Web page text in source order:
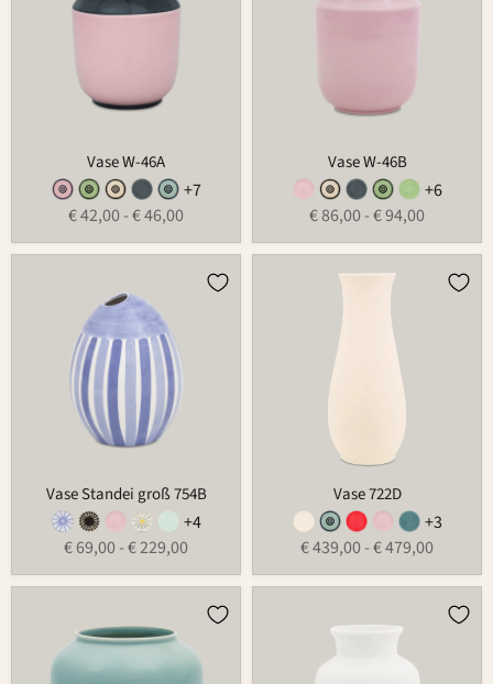
Vase W-46A
+7
€ 42,00-€ 46,00
Vase W-46B
+6
€ 86,00-€ 94,00
Vase Standei groß 754B
+4
€ 69,00-€ 229,00
Vase 722D
+3
€ 439,00-€ 479,00